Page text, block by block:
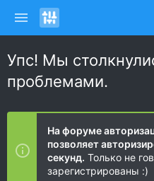
Упс! Мы
проблемами.
На форуме
позволяет
секунд. Только не
зарегистрированы :)